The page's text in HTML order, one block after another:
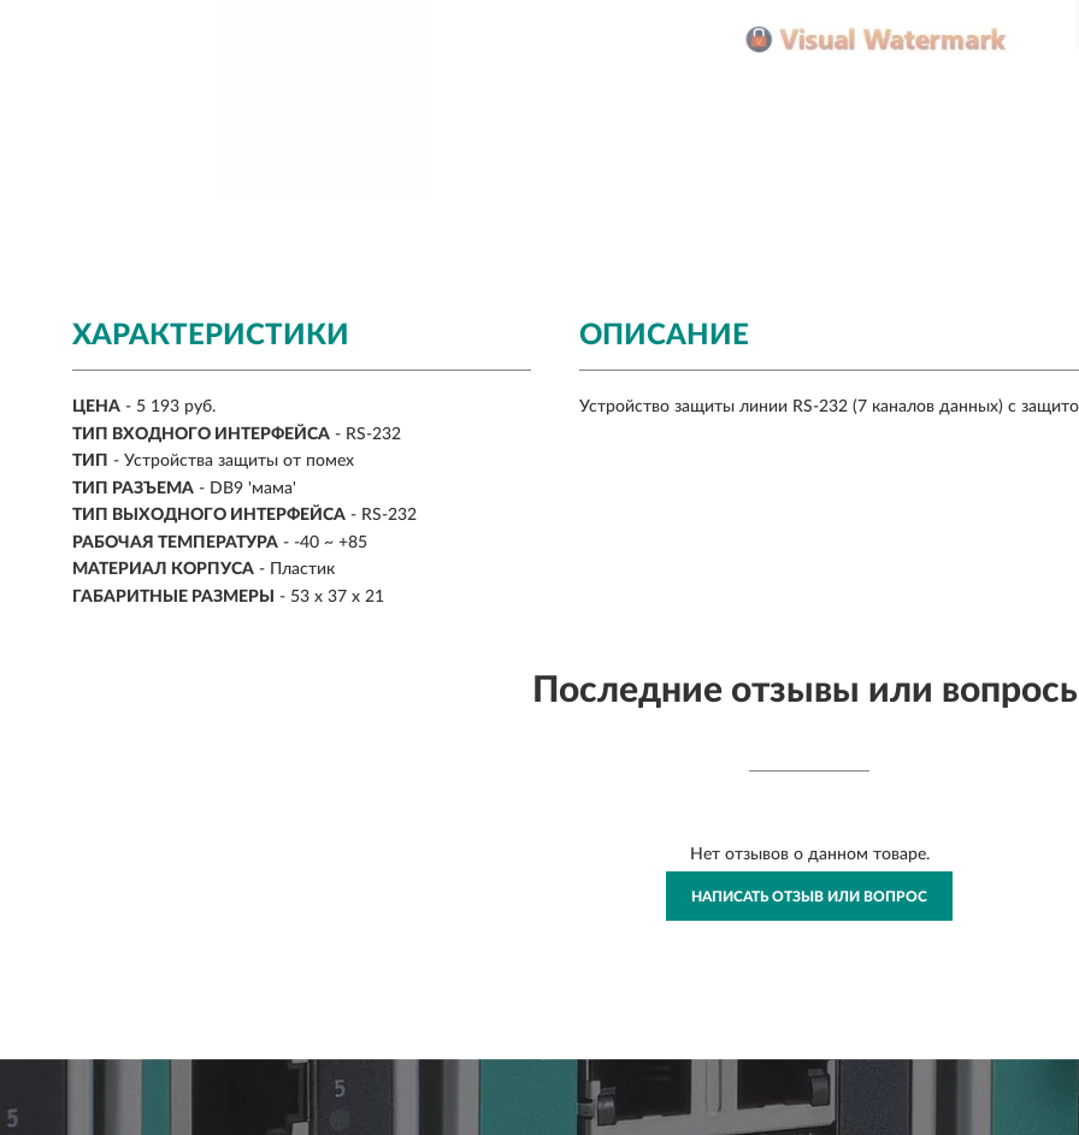
ХАРАКТЕРИСТИКИ
ЦЕНА - 5 193 руб.
ТИП ВХОДНОГО ИНТЕРФЕЙСА - RS-232
ТИП - Устройства защиты от помех
ТИП РАЗЪЕМА - DB9 'мама'
ТИП ВЫХОДНОГО ИНТЕРФЕЙСА - RS-232
РАБОЧАЯ ТЕМПЕРАТУРА - -40 ~ +85
МАТЕРИАЛ КОРПУСА - Пластик
ГАБАРИТНЫЕ РАЗМЕРЫ
- 53 x 37 x 21
ОПИСАНИЕ
Устройство защиты линии RS-232 (7 каналов данных) с
Последние отзывы или
Нет отзывов о данном товаре.
НАПИСАТЬ ОТЗЫВ ИЛИ ВОПРОС